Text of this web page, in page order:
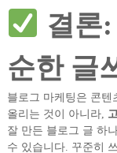
결론
순한 글
블로그 마케팅은 콘텐
올리는 것이 아니라,
잘 만든 블로그 글 하
수 있습니다. 꾸준히